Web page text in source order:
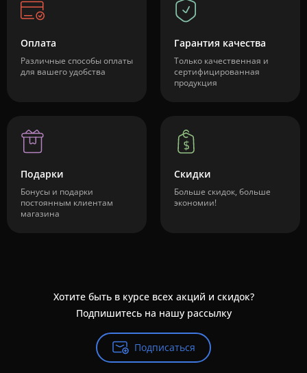
Оплата
Различные способы оплаты
для вашего удобства
Гарантия качества
Только качественная и
сертифицированная
продукция
Подарки
Бонусы и подарки
постоянным клиентам
магазина
Скидки
Больше скидок, больше
экономии!
Хотите быть в курсе всех акций и скидок?
Подпишитесь на нашу рассылку
Подписаться